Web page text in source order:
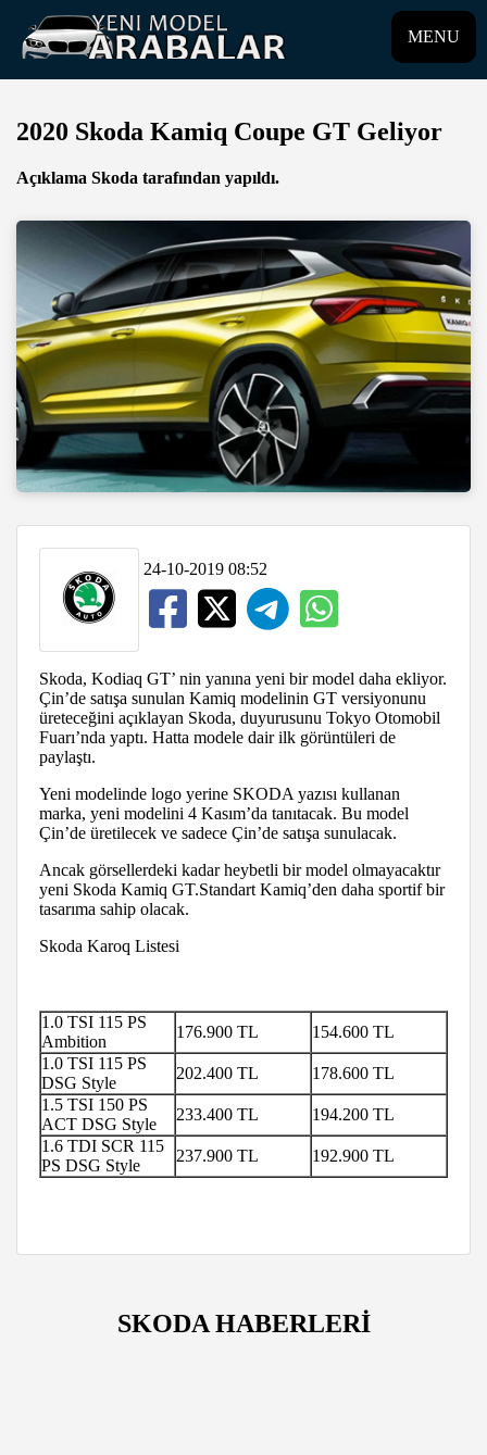
MENU
2020 Skoda Kamiq Coupe GT Geliyor
Açıklama Skoda tarafından yapıldı.
24-10-2019 08:52
Skoda, Kodiaq GT’ nin yanına yeni bir model daha ekliyor.
Çin’de satışa sunulan Kamiq modelinin GT versiyonunu
üreteceğini açıklayan Skoda, duyurusunu Tokyo Otomobil
Fuarı’nda yaptı. Hatta modele dair ilk görüntüleri de
paylaştı.
Yeni modelinde logo yerine SKODA yazısı kullanan
marka, yeni modelini 4 Kasım’da tanıtacak. Bu model
Çin’de üretilecek ve sadece Çin’de satışa sunulacak.
Ancak görsellerdeki kadar heybetli bir model olmayacaktır
yeni Skoda Kamiq GT.Standart Kamiq’den daha sportif bir
tasarıma sahip olacak.
Skoda Karoq Listesi
1.0 TSI 115 PS
Ambition
176.900 TL
154.600 TL
1.0 TSI 115 PS
DSG Style
202.400 TL
178.600 TL
1.5 TSI 150 PS
ACT DSG Style
233.400 TL
194.200 TL
1.6 TDI SCR 115
PS DSG Style
237.900 TL 192.900 TL
SKODA HABERLERİ